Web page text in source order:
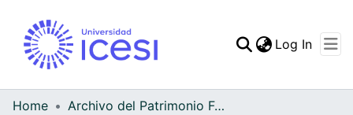
Log In
Home
Archivo del Patrimonio Fotográfico y Fílmico del Valle del Cauca